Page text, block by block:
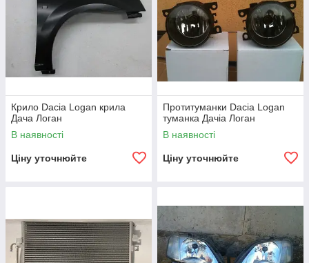
Крило Dacia Logan крила
Дача Логан
В наявності
Ціну уточнюйте
Протитуманки Dacia Logan
туманка Дачіа Логан
В наявності
Ціну уточнюйте